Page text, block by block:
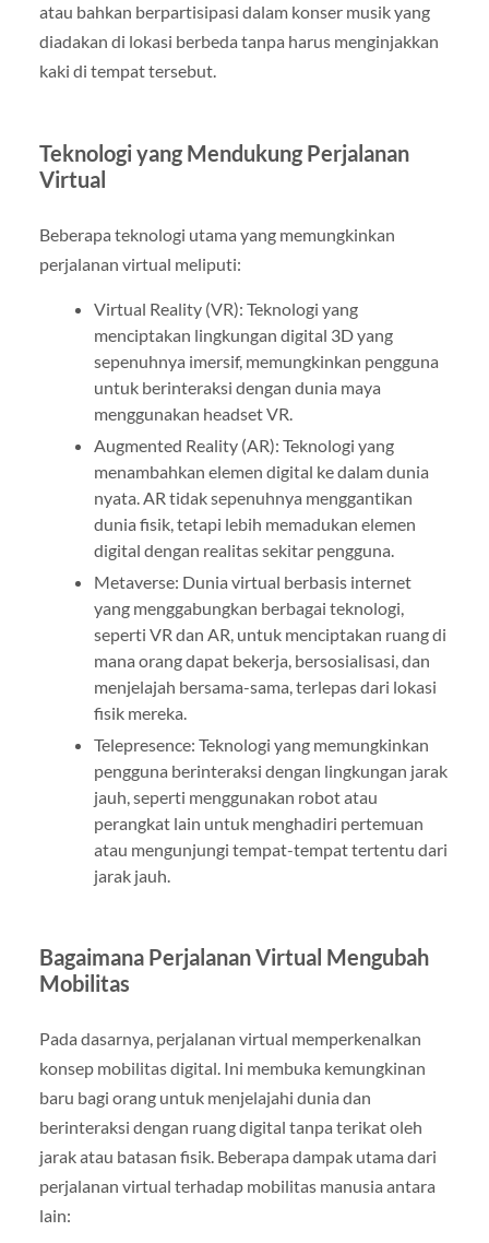
atau bahkan berpartisipasi dalam konser musik yang
diadakan di lokasi berbeda tanpa harus menginjakkan
kaki di tempat tersebut.
Teknologi yang Mendukung Perjalanan
Virtual
Beberapa teknologi utama yang memungkinkan
perjalanan virtual meliputi:
Virtual Reality (VR): Teknologi yang
menciptakan lingkungan digital 3D yang
sepenuhnya imersif, memungkinkan pengguna
untuk berinteraksi dengan dunia maya
menggunakan headset VR.
Augmented Reality (AR): Teknologi yang
menambahkan elemen digital ke dalam dunia
nyata. AR tidak sepenuhnya menggantikan
dunia fisik, tetapi lebih memadukan elemen
digital dengan realitas sekitar pengguna.
Metaverse: Dunia virtual berbasis internet
yang menggabungkan berbagai teknologi,
seperti VR dan AR, untuk menciptakan ruang di
mana orang dapat bekerja, bersosialisasi, dan
menjelajah bersama-sama, terlepas dari lokasi
fisik mereka.
Telepresence: Teknologi yang memungkinkan
pengguna berinteraksi dengan lingkungan jarak
jauh, seperti menggunakan robot atau
perangkat lain untuk menghadiri pertemuan
atau mengunjungi tempat-tempat tertentu dari
jarak jauh.
Bagaimana Perjalanan Virtual Mengubah
Mobilitas
Pada dasarnya, perjalanan virtual memperkenalkan
konsep mobilitas digital. Ini membuka kemungkinan
baru bagi orang untuk menjelajahi dunia dan
berinteraksi dengan ruang digital tanpa terikat oleh
jarak atau batasan fisik. Beberapa dampak utama dari
perjalanan virtual terhadap mobilitas manusia antara
lain: